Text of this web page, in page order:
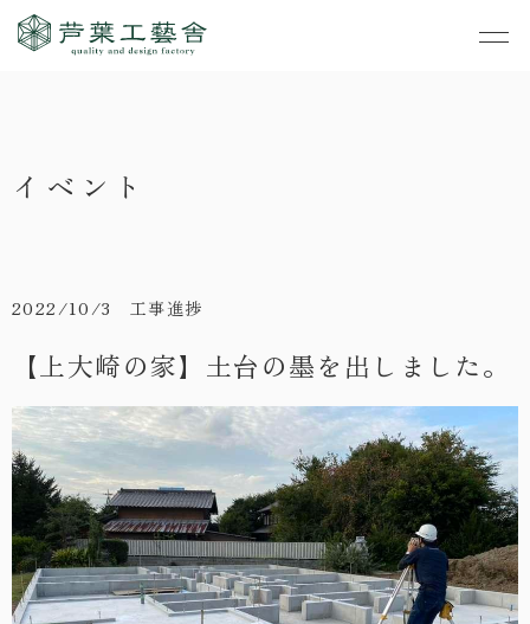
イベント
2022/10/3 工事進捗
【上大崎の家】土台の墨を出しました。
- すべて
事業案内
- コンセプトハウス事
業
- 家・不動産の利活用
- すべて
- コンセプトハウス6
- コンセプトハウス5
・お客さまの声
・リクルート
・会社概要
・お問い合わせ